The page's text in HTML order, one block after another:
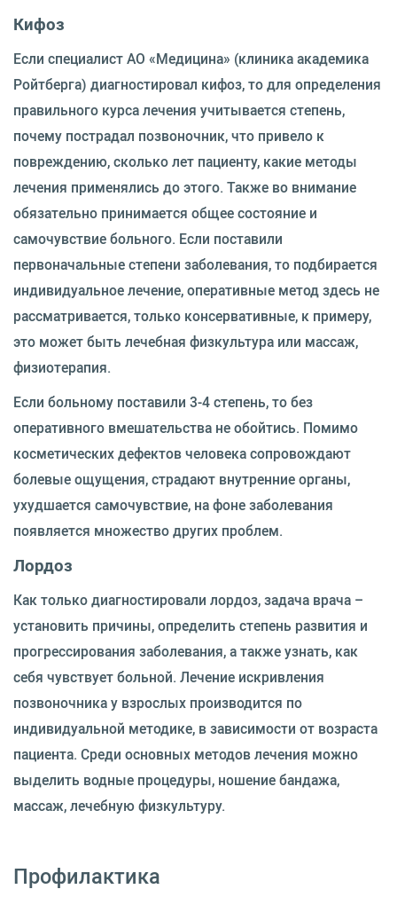
Кифоз
Если специалист АО «Медицина» (клиника академика
Ройтберга) диагностировал кифоз, то для определения
правильного курса лечения учитывается степень,
почему пострадал позвоночник, что привело к
повреждению, сколько лет пациенту, какие методы
лечения применялись до этого. Также во внимание
обязательно принимается общее состояние и
самочувствие больного. Если поставили
первоначальные степени заболевания, то подбирается
индивидуальное лечение, оперативные метод здесь не
рассматривается, только консервативные, к примеру,
это может быть лечебная физкультура или массаж,
физиотерапия.
Если больному поставили 3-4 степень, то без
оперативного вмешательства не обойтись. Помимо
косметических дефектов человека сопровождают
болевые ощущения, страдают внутренние органы,
ухудшается самочувствие, на фоне заболевания
появляется множество других проблем.
Лордоз
Как только диагностировали лордоз, задача врача –
установить причины, определить степень развития и
прогрессирования заболевания, а также узнать, как
себя чувствует больной. Лечение искривления
позвоночника у взрослых производится по
индивидуальной методике, в зависимости от возраста
пациента. Среди основных методов лечения можно
выделить водные процедуры, ношение бандажа,
массаж, лечебную физкультуру.
Профилактика